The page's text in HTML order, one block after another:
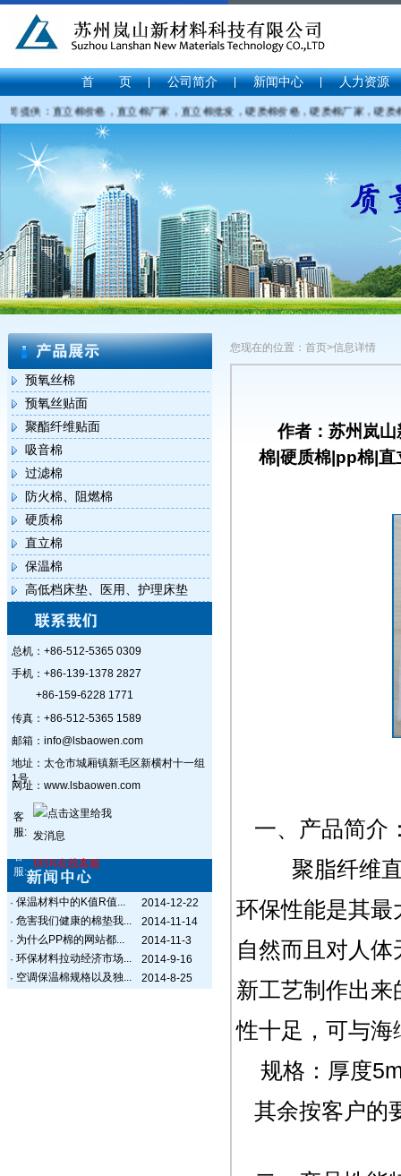
首 页 公司简介 新闻中心 人力资源
提供：直立棉价格，直立棉厂家，直立棉批发，硬质棉价格，硬质棉厂家，硬质
预氧丝棉
预氧丝贴面
聚酯纤维贴面
吸音棉
过滤棉
防火棉、阻燃棉
硬质棉
直立棉
保温棉
高低档床垫、医用、护理床垫
总机：+86-512-5365 0309
手机：+86-139-1378 2827
+86-159-6228 1771
传真：+86-512-5365 1589
邮箱：info@lsbaowen.com
地址：太仓市城厢镇新毛区新横村十一组
1号
网址：www.lsbaowen.com
客
服:
客
服:
MSN在线客服
· 保温材料中的K值R值...
2014-12-22
· 危害我们健康的棉垫我...
2014-11-14
· 为什么PP棉的网站都...
2014-11-3
· 环保材料拉动经济市场...
2014-9-16
· 空调保温棉规格以及独... 2014-8-25
您现在的位置：首页>信息详情
作者：苏州岚
棉|硬质棉|pp棉|
一、产品简介
聚脂纤维直
环保性能是其最
自然而且对人
新工艺制作出
性十足，可与海
规格：厚度
其余按客户的